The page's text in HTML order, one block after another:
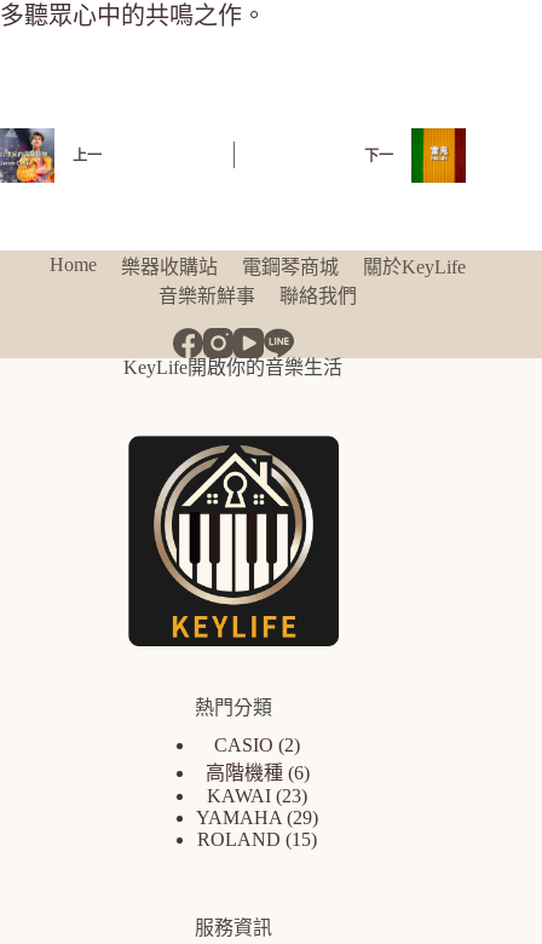
多聽眾心中的共鳴之作。
上一 下一
Home 樂器收購站 電鋼琴商城
關於KeyLife
音樂新鮮事
聯絡我們
KeyLife開啟你的音樂生活
熱門分類
CASIO 2
高階機種 6
KAWAI 23
YAMAHA 29
ROLAND
15
服務資訊